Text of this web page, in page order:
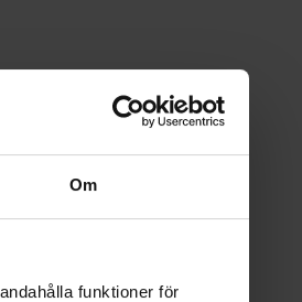
Om
funktioner för